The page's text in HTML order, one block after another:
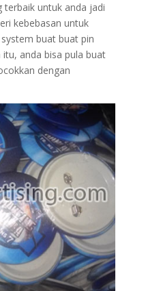
terbaik untuk anda jadi
kebebasan untuk
buat buat pin
itu, anda bisa pula buat
dengan